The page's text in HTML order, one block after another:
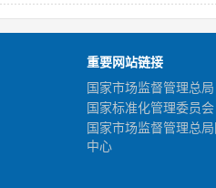
重要网站链接
国家市场监督管理总局
国家标准化管理委员会
国家市场监督管理总
中心